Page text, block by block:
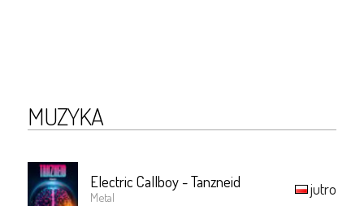
MUZYKA
Electric Callboy - Tanzneid
Metal jutro